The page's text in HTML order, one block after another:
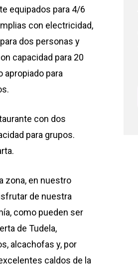
equipados para 4/6
con electricidad,
dos personas y
capacidad para 20
apropiado para
con dos
para grupos.
zona, en nuestro
de nuestra
como pueden ser
de Tudela,
alcachofas y, por
caldos de la